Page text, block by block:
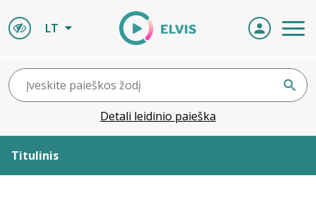
LT
Detali leidinio paieška
Titulinis